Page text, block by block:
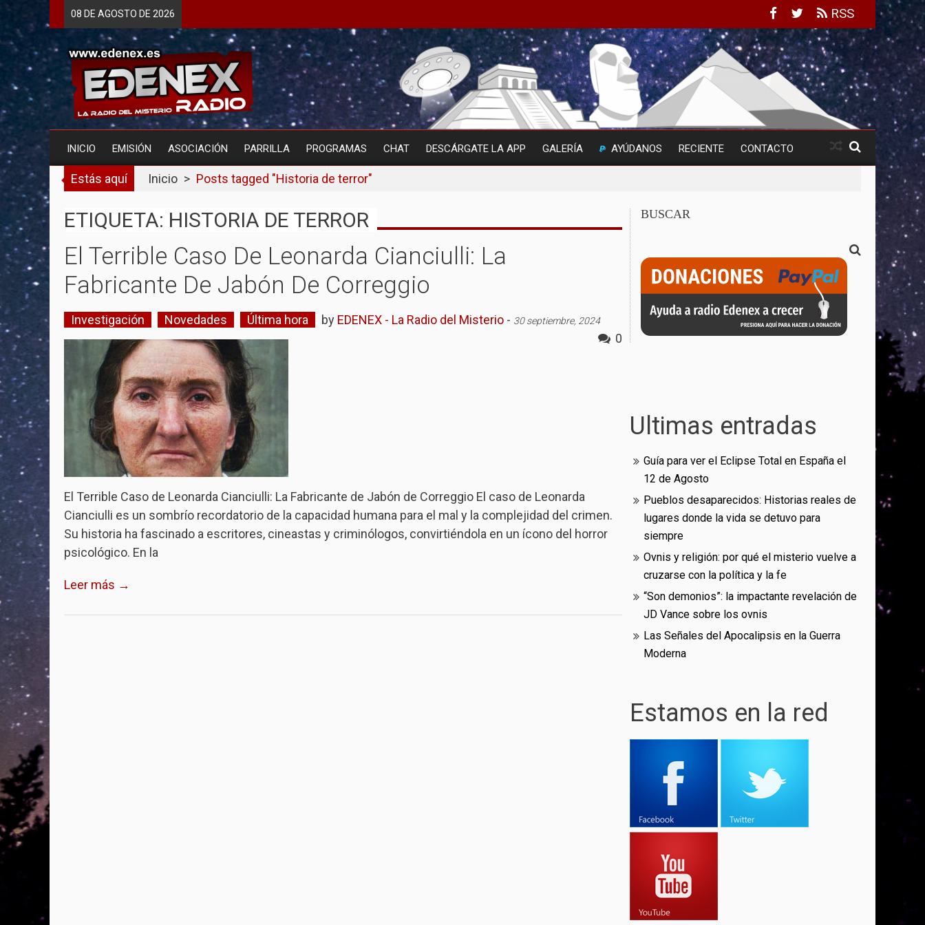
Skip
to
content
08 DE AGOSTO DE 2026 RSS
INICIO EMISIÓN ASOCIACIÓN PARRILLA PROGRAMAS CHAT DESCÁRGATE LA APP GALERÍA AYÚDANOS RECIENTE CONTACTO
Estás aquí Inicio > Posts tagged "Historia de terror"
ETIQUETA: HISTORIA DE TERROR
El Terrible Caso De Leonarda Cianciulli: La
Fabricante De Jabón De Correggio
Investigación Novedades Última hora by EDENEX - La Radio del Misterio - 30 septiembre, 2024
0
El Terrible Caso de Leonarda Cianciulli: La Fabricante de Jabón de Correggio El caso de Leonarda
Cianciulli es un sombrío recordatorio de la capacidad humana para el mal y la complejidad del crimen.
Su historia ha fascinado a escritores, cineastas y criminólogos, convirtiéndola en un ícono del horror
psicológico. En la
Leer más →
BUSCAR
Ultimas entradas
Guía para ver el Eclipse Total en España el
12 de Agosto
Pueblos desaparecidos: Historias reales de
lugares donde la vida se detuvo para
siempre
Ovnis y religión: por qué el misterio vuelve a
cruzarse con la política y la fe
“Son demonios”: la impactante revelación de
JD Vance sobre los ovnis
Las Señales del Apocalipsis en la Guerra
Moderna
Estamos en la red